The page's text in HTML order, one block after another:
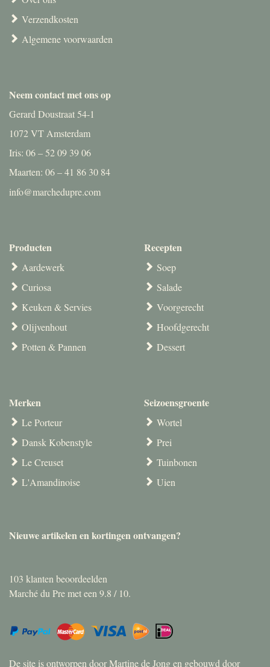
Verzendkosten
Algemene voorwaarden
Neem contact met ons op
Gerard Doustraat 54-1
1072 VT Amsterdam
Iris: 06 – 52 09 39 06
Maarten: 06 – 41 86 30 84
info@marchedupre.com
Producten
Aardewerk
Curiosa
Keuken & Servies
Olijvenhout
Potten & Pannen
Merken
Le Porteur
Dansk Kobenstyle
Le Creuset
L'Amandinoise
Recepten
Soep
Salade
Voorgerecht
Hoofdgerecht
Dessert
Seizoensgroente
Wortel
Prei
Tuinbonen
Uien
Nieuwe artikelen en kortingen ontvangen?
103 klanten beoordeelden
Marché du Pre met een 9.8 / 10.
De site is ontworpen door Martine de Jong en gebouwd door